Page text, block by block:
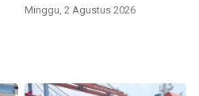
Minggu, 2 Agustus 2026